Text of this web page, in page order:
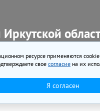
тысячи раз на
Победы»
ресурсе применяются
свое согласие на их
Я согласен